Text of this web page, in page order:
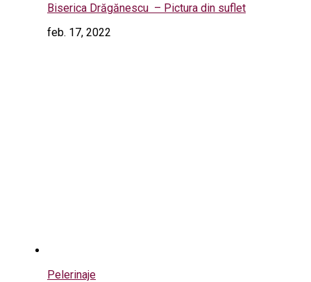
Biserica Drăgănescu – Pictura din suflet
feb. 17, 2022
Pelerinaje